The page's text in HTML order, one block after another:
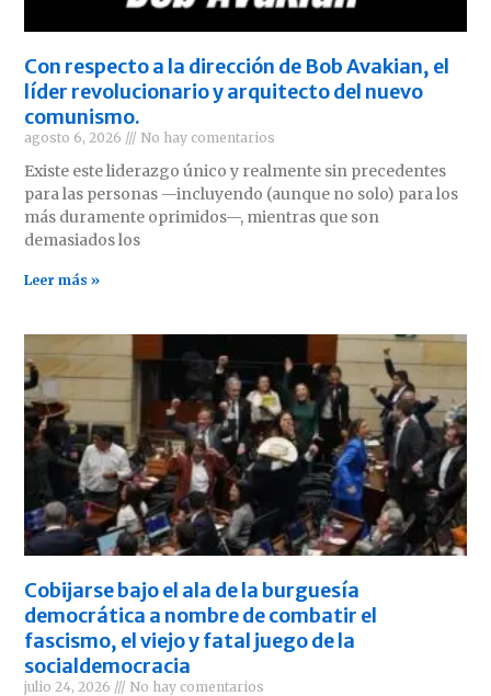
Con respecto a la dirección de Bob Avakian, el
líder revolucionario y arquitecto del nuevo
comunismo.
agosto 6, 2026 No hay comentarios
Existe este liderazgo único y realmente sin precedentes
para las personas —incluyendo (aunque no solo) para los
más duramente oprimidos—, mientras que son
demasiados los
Leer más »
Cobijarse bajo el ala de la burguesía
democrática a nombre de combatir el
fascismo, el viejo y fatal juego de la
socialdemocracia
julio 24, 2026 No hay comentarios